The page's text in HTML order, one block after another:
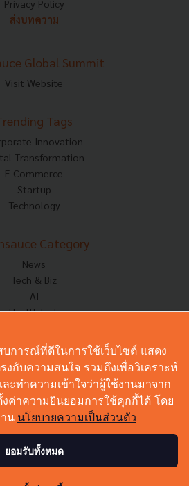
Privacy Policy
ส่งบทความ
Global Summit
Visit Website
Tags
Innovation
Transformation
E-Commerce
Startup
Technology
Category
News
Tech & Biz
AI
HealthTech
Corp Innov
Saucy Thoughts
Based On
Sustainable
Videos
Podcast
บการณ์ที่ดีในการใช้เว็บไซต์ แสดง
กับความสนใจ รวมถึงเพื่อวิเคราะห์
ละทำความเข้าใจว่าผู้ใช้งานมาจาก
ค่าความยินยอมการใช้คุกกี้ได้ โดย
น นโยบายความเป็นส่วนตัว
ยอมรับทั้งหมด